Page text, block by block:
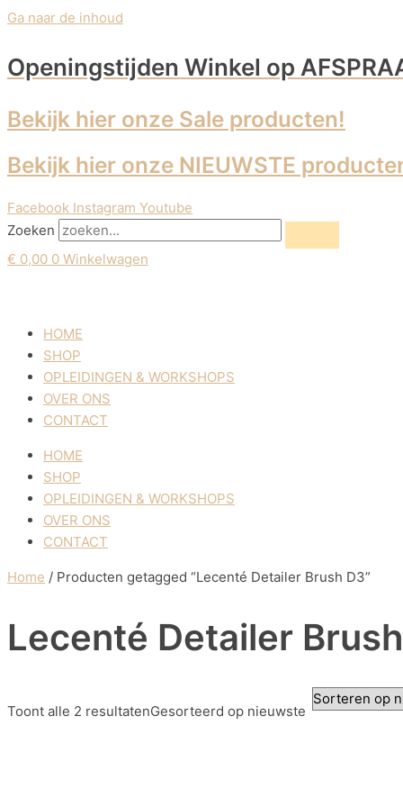
Ga naar de inhoud
Openingstijden Winkel op
Bekijk hier onze Sale producten!
Bekijk hier onze NIEUWSTE
Facebook Instagram Youtube
Zoeken
€ 0,00 0 Winkelwagen
HOME
SHOP
OPLEIDINGEN & WORKSHOPS
OVER ONS
CONTACT
HOME
SHOP
OPLEIDINGEN & WORKSHOPS
OVER ONS
CONTACT
Home / Producten getagged “Lecenté Detailer Brush D3”
Lecenté Detailer
Toont alle 2 resultatenGesorteerd op nieuwste